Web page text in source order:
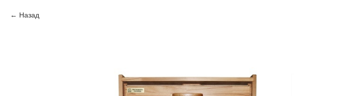
Назад